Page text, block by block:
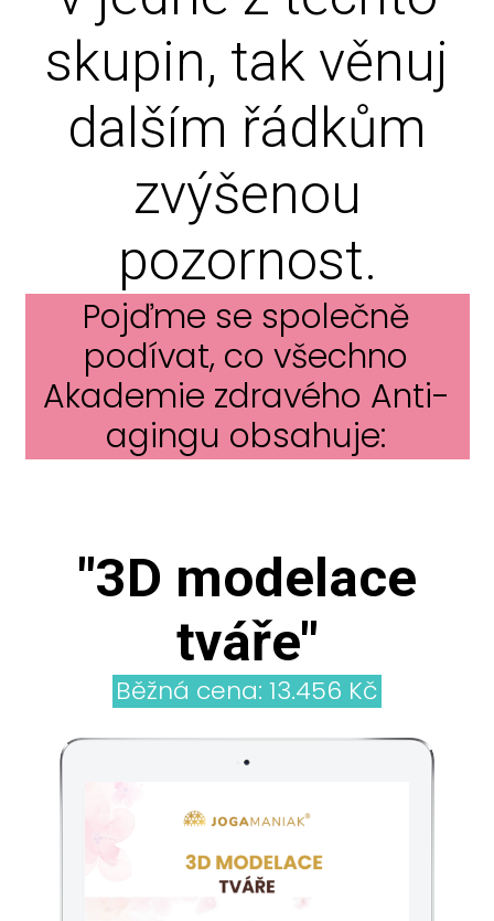
skupin, tak věnuj
dalším řádkům
zvýšenou
pozornost.
Pojďme se společně
podívat, co všechno
Akademie zdravého Anti-
agingu obsahuje:
"3D modelace
tváře"
Běžná cena: 13.456 Kč